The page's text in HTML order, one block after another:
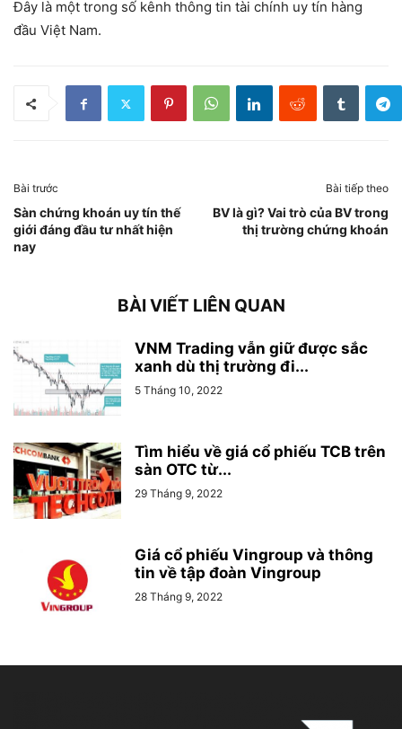
Đây là một trong số kênh thông tin tài chính uy tín hàng
đầu Việt Nam.
Bài trước
Sàn chứng khoán uy tín thế
giới đáng đầu tư nhất hiện
nay
Bài tiếp theo
BV là gì? Vai trò của BV trong
thị trường chứng khoán
BÀI VIẾT LIÊN QUAN
VNM Trading vẫn giữ được sắc
xanh dù thị trường đi...
5 Tháng 10, 2022
Tìm hiểu về giá cổ phiếu TCB trên
sàn OTC từ...
29 Tháng 9, 2022
Giá cổ phiếu Vingroup và thông
tin về tập đoàn Vingroup
28 Tháng 9, 2022